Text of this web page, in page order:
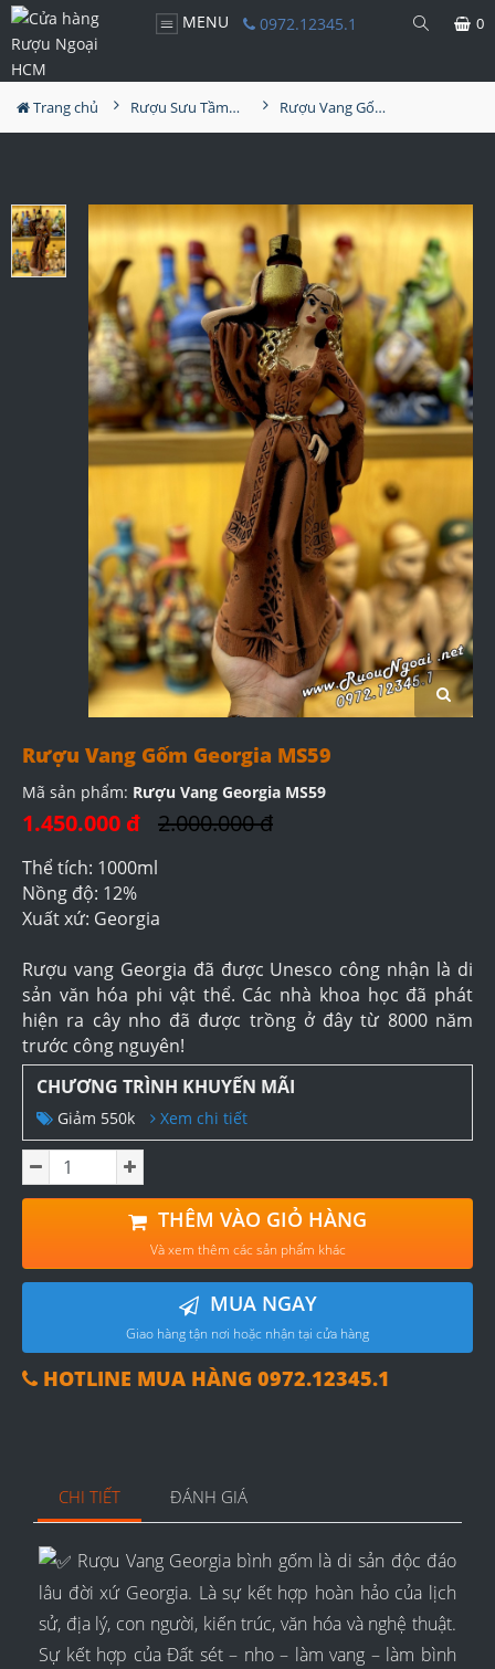
MENU 0972.12345.1 0
Trang chủ Rượu Sưu Tầm - Nga Rượu Vang Gốm Georgia MS59
Rượu Vang Gốm Georgia MS59
Mã sản phẩm: Rượu Vang Georgia MS59
1.450.000 đ 2.000.000 đ
Thể tích: 1000ml
Nồng độ: 12%
Xuất xứ: Georgia
Rượu vang Georgia đã được Unesco công nhận là di
sản văn hóa phi vật thể. Các nhà khoa học đã phát
hiện ra cây nho đã được trồng ở đây từ 8000 năm
trước công nguyên!
CHƯƠNG TRÌNH KHUYẾN MÃI
Giảm 550k Xem chi tiết
THÊM VÀO GIỎ HÀNG
Và xem thêm các sản phẩm khác
MUA NGAY
Giao hàng tận nơi hoặc nhận tại cửa hàng
HOTLINE MUA HÀNG 0972.12345.1
CHI TIẾT ĐÁNH GIÁ
Rượu Vang Georgia bình gốm là di sản độc đáo
lâu đời xứ Georgia. Là sự kết hợp hoàn hảo của lịch
sử, địa lý, con người, kiến trúc, văn hóa và nghệ thuật.
Sự kết hợp của Đất sét – nho – làm vang – làm bình